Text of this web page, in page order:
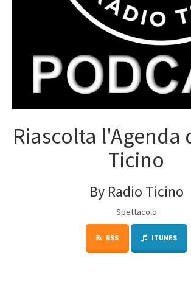
Riascolta l'Agenda
Ticino
By Radio Ticino
Spettacolo
RSS ITUNES